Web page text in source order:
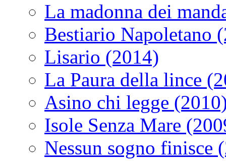
La madonna dei
Bestiario Napoletano
Lisario (2014)
La Paura della lince
Asino chi legge
Isole Senza Mare
Nessun sogno finisce